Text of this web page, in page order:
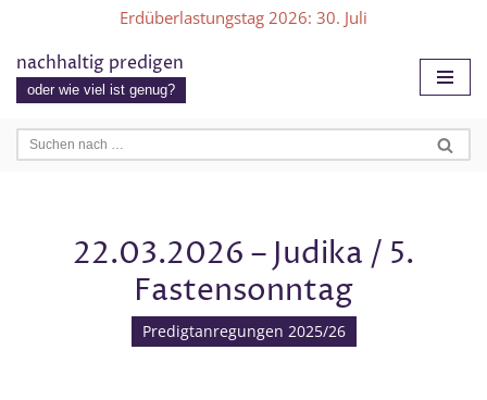
Zum
Inhalt
Erdüberlastungstag 2026: 30. Juli
nachhaltig predigen
oder wie viel ist genug?
22.03.2026 – Judika / 5.
Fastensonntag
Predigtanregungen 2025/26